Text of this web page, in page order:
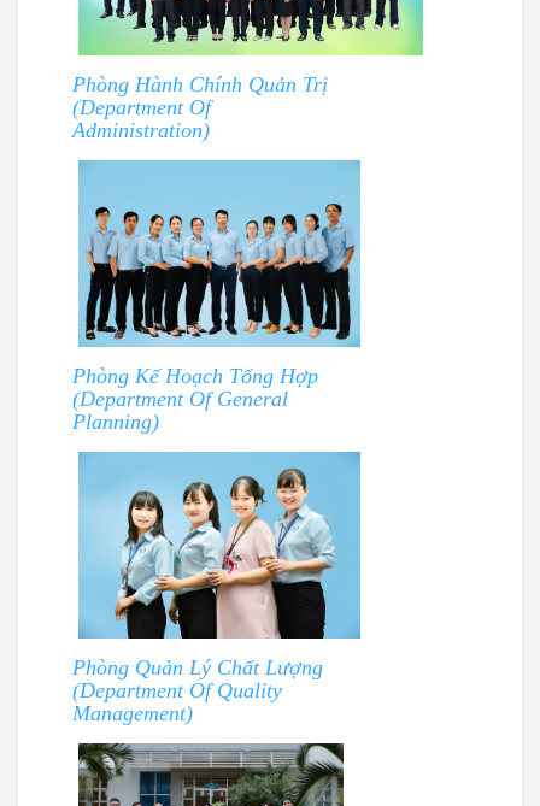
Phòng Hành Chính Quản Trị
(Department Of
Administration)
Phòng Kế Hoạch Tổng Hợp
(Department Of General
Planning)
Phòng Quản Lý Chất Lượng
(Department Of Quality
Management)